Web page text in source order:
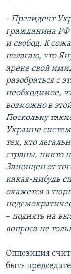
- Президент
гражданина РФ
и свобод. К
полагаю, что
арене свой
разобраться с
необходимое,
возможно в
Поскольку
Украине
тех, кто
страны, никто
Защищен от
какая-нибудь
окажется в
– поднять на
вопроса не
Оппозиция
быть